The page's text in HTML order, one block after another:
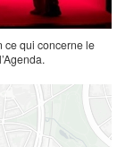
ce qui concerne le